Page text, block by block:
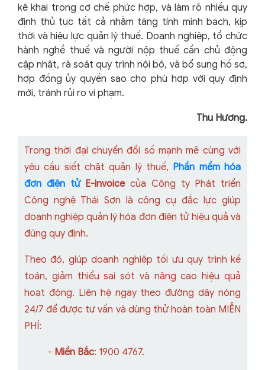
kê khai trong cơ chế phức hợp, và làm rõ nhiều quy
định thủ tục tất cả nhằm tăng tính minh bạch, kịp
thời và hiệu lực quản lý thuế. Doanh nghiệp, tổ chức
hành nghề thuế và người nộp thuế cần chủ động
cập nhật, rà soát quy trình nội bộ, và bổ sung hồ sơ,
hợp đồng ủy quyền sao cho phù hợp với quy định
mới, tránh rủi ro vi phạm.
Thu Hương.
Trong thời đại chuyển đổi số mạnh mẽ cùng với
yêu cầu siết chặt quản lý thuế, Phần mềm hóa
đơn điện tửE-invoicecủa Công ty Phát triển
Công nghệ Thái Sơn là công cụ đắc lực giúp
doanh nghiệp quản lý hóa đơn điện tử hiệu quả và
đúng quy định.
Theo đó, giúp doanh nghiệp tối ưu quy trình kế
toán, giảm thiểu sai sót và nâng cao hiệu quả
hoạt động. Liên hệ ngay theo đường dây nóng
24/7 để được tư vấn và dùng thử hoàn toàn MIỄN
PHÍ:
- Miền Bắc: 1900 4767.